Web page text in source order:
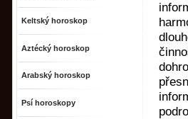
Keltský horoskop
Aztécký horoskop
Arabský horoskop
Psí horoskopy